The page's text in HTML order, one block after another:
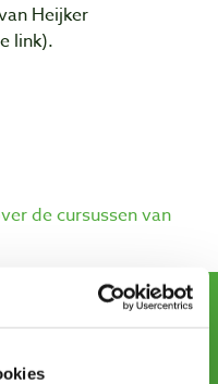
Heijker
link).
de cursussen van
nieuwsbrief
en tips.